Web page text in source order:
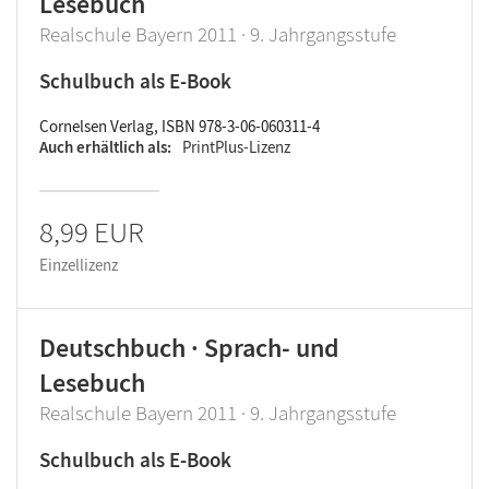
Realschule Bayern 2011 · 9. Jahrgangsstufe
Schulbuch als E-Book
Cornelsen Verlag, ISBN 978-3-06-060311-4
Auch erhältlich als
PrintPlus-Lizenz
8,99 EUR
Einzellizenz
Deutschbuch · Sprach- und
Lesebuch
Realschule Bayern 2011 · 9. Jahrgangsstufe
Schulbuch als E-Book